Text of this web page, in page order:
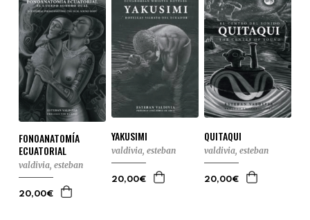
FONOANATOMÍA
ECUATORIAL
valdivia, esteban
20,00€
YAKUSIMI
valdivia, esteban
20,00€
QUITAQUI
valdivia, esteban
20,00€